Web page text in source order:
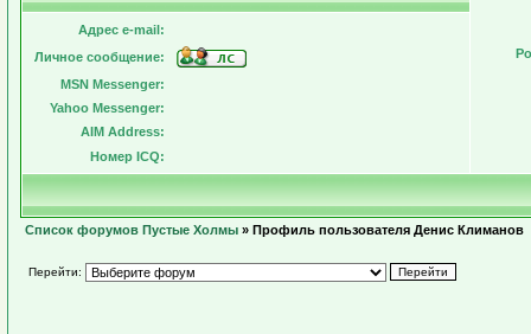
Адрес e-mail:
Личное сообщение:
MSN Messenger:
Yahoo Messenger:
AIM Address:
Номер ICQ:
Список форумов Пустые Холмы » Профиль пользователя Денис Климанов
Перейти: